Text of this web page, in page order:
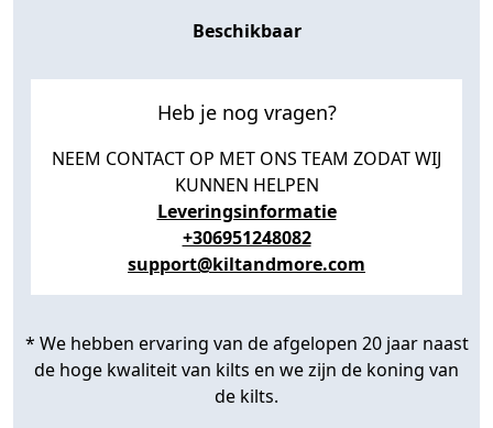
Beschikbaar
Heb je nog vragen?
NEEM CONTACT OP MET ONS TEAM ZODAT WIJ
KUNNEN HELPEN
Leveringsinformatie
+306951248082
support@kiltandmore.com
* We hebben ervaring van de afgelopen 20 jaar naast
de hoge kwaliteit van kilts en we zijn de koning van
de kilts.